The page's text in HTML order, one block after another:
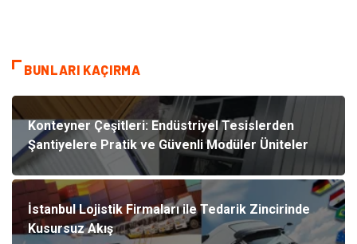
BUNLARI KAÇIRMA
Konteyner Çeşitleri: Endüstriyel Tesislerden
Şantiyelere Pratik ve Güvenli Modüler Üniteler
İstanbul Lojistik Firmaları ile Tedarik Zincirinde
Kusursuz Akış